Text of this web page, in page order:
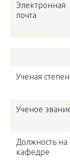
Электронная
почта
Ученая
Ученое
Должность на
кафедре